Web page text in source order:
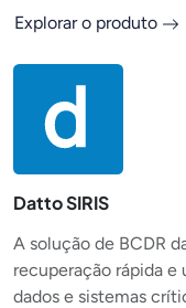
Explorar o produto
Datto SIRIS
A solução de BCDR
recuperação rápida e
dados e sistemas